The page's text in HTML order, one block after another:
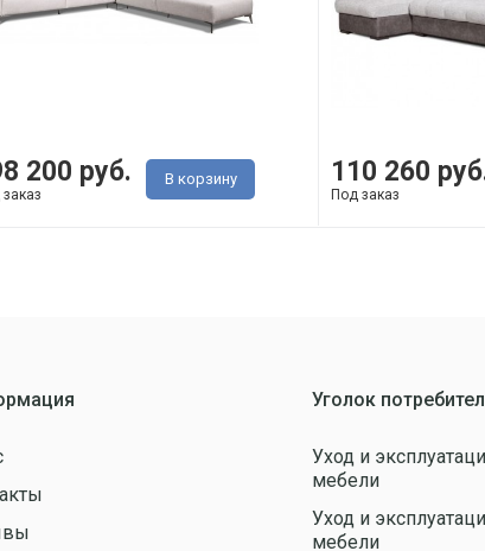
200 руб. В корзину 110 260
Под заказ
Уголок
Уход и
мебели
Уход и
мебели